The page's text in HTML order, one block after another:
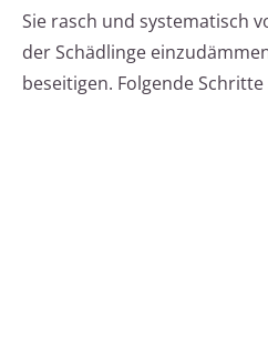
Sie rasch und systematisch
der Schädlinge
beseitigen. Folgende